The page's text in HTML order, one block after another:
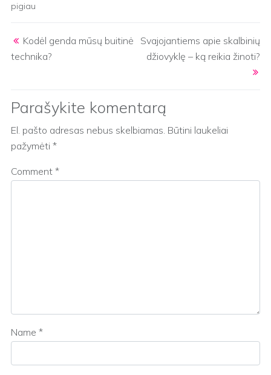
pigiau
Kodėl genda mūsų buitinė
technika?
Svajojantiems apie skalbinių
džiovyklę – ką reikia žinoti?
Parašykite komentarą
El. pašto adresas nebus skelbiamas. Būtini laukeliai
pažymėti *
Comment *
Name *